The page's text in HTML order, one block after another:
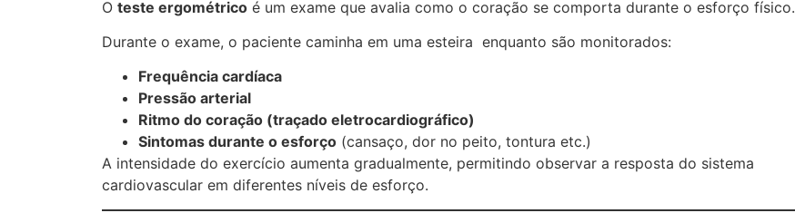
O teste ergométrico é um exame que avalia como o coração se comporta durante o esforço físico.
Durante o exame, o paciente caminha em uma esteira enquanto são monitorados:
Frequência cardíaca
Pressão arterial
Ritmo do coração (traçado eletrocardiográfico)
Sintomas durante o esforço (cansaço, dor no peito, tontura etc.)
A intensidade do exercício aumenta gradualmente, permitindo observar a resposta do sistema
cardiovascular em diferentes níveis de esforço.